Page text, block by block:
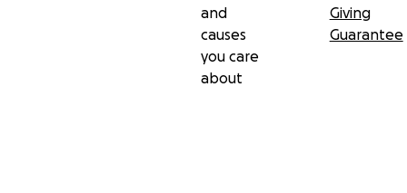
and
causes
you care
about
Giving
Guarantee